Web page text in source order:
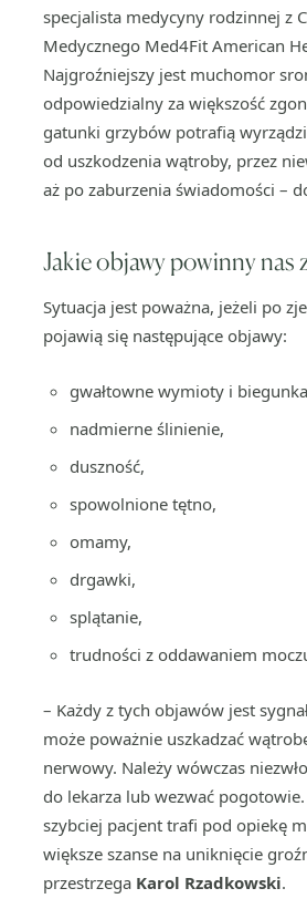
specjalista medycyny rodzinnej z
Medycznego Med4Fit American
Najgroźniejszy jest muchomor
odpowiedzialny za większość
gatunki grzybów potrafią
od uszkodzenia wątroby, przez
aż po zaburzenia świadomości –
Jakie objawy powinny nas
Sytuacja jest poważna, jeżeli po
pojawią się następujące objawy:
gwałtowne wymioty i
nadmierne ślinienie,
duszność,
spowolnione tętno,
omamy,
drgawki,
splątanie,
trudności z oddawaniem
– Każdy z tych objawów jest
może poważnie uszkadzać
nerwowy. Należy wówczas
do lekarza lub wezwać pogotowie.
szybciej pacjent trafi pod opiekę
większe szanse na uniknięcie
przestrzega Karol Rzadkowski.